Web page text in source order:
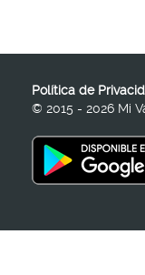
Política de
© 2015 - 2026 Mi